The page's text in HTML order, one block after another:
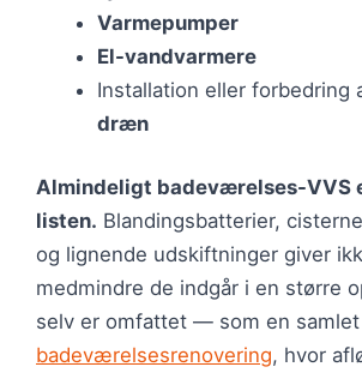
Varmepumper
El-vandvarmere
Installation eller forbedring
dræn
Almindeligt badeværelses-VVS
listen. Blandingsbatterier,
og lignende udskiftninger giver
medmindre de indgår i en større
selv er omfattet — som en samlet
badeværelsesrenovering, hvor